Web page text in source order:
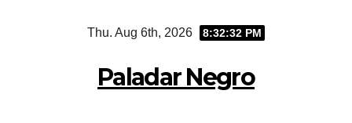
Thu. Aug 6th, 2026 8:32:33 PM
Paladar Negro